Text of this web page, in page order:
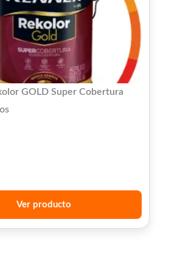
GOLD Super Cobertura
Ver producto